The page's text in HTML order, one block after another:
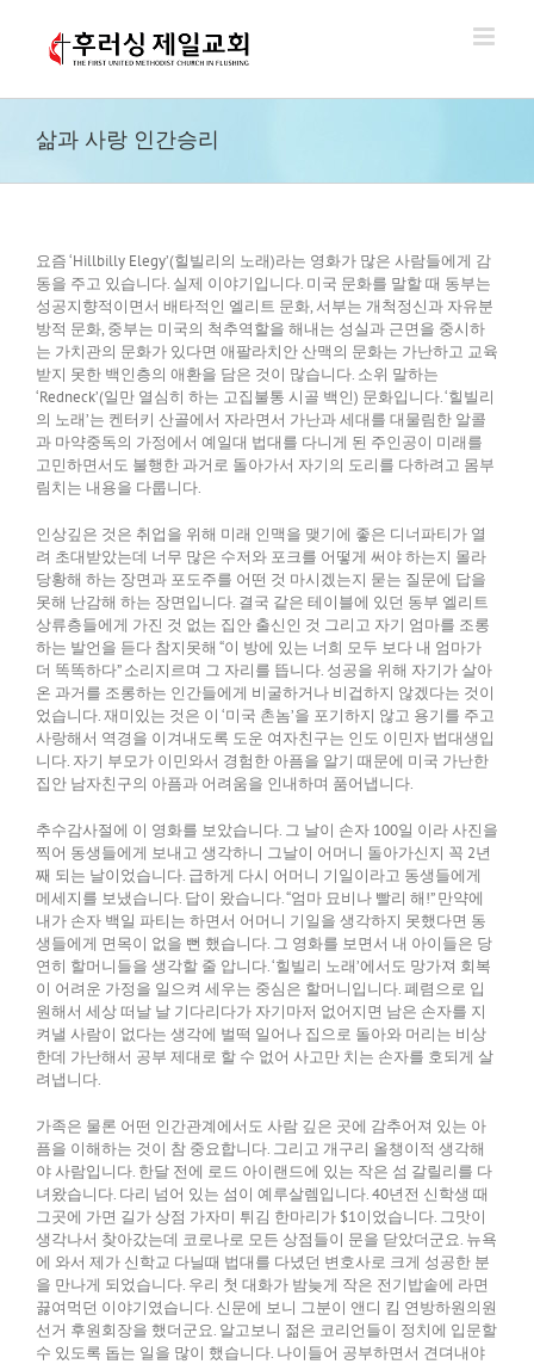
삶과 사랑 인간승리
요즘 ‘Hillbilly Elegy’(힐빌리의 노래)라는 영화가 많은 사람들에게 감
동을 주고 있습니다. 실제 이야기입니다. 미국 문화를 말할 때 동부는
성공지향적이면서 배타적인 엘리트 문화, 서부는 개척정신과 자유분
방적 문화, 중부는 미국의 척추역할을 해내는 성실과 근면을 중시하
는 가치관의 문화가 있다면 애팔라치안 산맥의 문화는 가난하고 교육
받지 못한 백인층의 애환을 담은 것이 많습니다. 소위 말하는
‘Redneck’(일만 열심히 하는 고집불통 시골 백인) 문화입니다. ‘힐빌리
의 노래’는 켄터키 산골에서 자라면서 가난과 세대를 대물림한 알콜
과 마약중독의 가정에서 예일대 법대를 다니게 된 주인공이 미래를
고민하면서도 불행한 과거로 돌아가서 자기의 도리를 다하려고 몸부
림치는 내용을 다룹니다.
인상깊은 것은 취업을 위해 미래 인맥을 맺기에 좋은 디너파티가 열
려 초대받았는데 너무 많은 수저와 포크를 어떻게 써야 하는지 몰라
당황해 하는 장면과 포도주를 어떤 것 마시겠는지 묻는 질문에 답을
못해 난감해 하는 장면입니다. 결국 같은 테이블에 있던 동부 엘리트
상류층들에게 가진 것 없는 집안 출신인 것 그리고 자기 엄마를 조롱
하는 발언을 듣다 참지못해 “이 방에 있는 너희 모두 보다 내 엄마가
더 똑똑하다” 소리지르며 그 자리를 뜹니다. 성공을 위해 자기가 살아
온 과거를 조롱하는 인간들에게 비굴하거나 비겁하지 않겠다는 것이
었습니다. 재미있는 것은 이 ‘미국 촌놈’을 포기하지 않고 용기를 주고
사랑해서 역경을 이겨내도록 도운 여자친구는 인도 이민자 법대생입
니다. 자기 부모가 이민와서 경험한 아픔을 알기 때문에 미국 가난한
집안 남자친구의 아픔과 어려움을 인내하며 품어냅니다.
추수감사절에 이 영화를 보았습니다. 그 날이 손자 100일 이라 사진을
찍어 동생들에게 보내고 생각하니 그날이 어머니 돌아가신지 꼭 2년
째 되는 날이었습니다. 급하게 다시 어머니 기일이라고 동생들에게
메세지를 보냈습니다. 답이 왔습니다. “엄마 묘비나 빨리 해!” 만약에
내가 손자 백일 파티는 하면서 어머니 기일을 생각하지 못했다면 동
생들에게 면목이 없을 뻔 했습니다. 그 영화를 보면서 내 아이들은 당
연히 할머니들을 생각할 줄 압니다. ‘힐빌리 노래’에서도 망가져 회복
이 어려운 가정을 일으켜 세우는 중심은 할머니입니다. 폐렴으로 입
원해서 세상 떠날 날 기다리다가 자기마저 없어지면 남은 손자를 지
켜낼 사람이 없다는 생각에 벌떡 일어나 집으로 돌아와 머리는 비상
한데 가난해서 공부 제대로 할 수 없어 사고만 치는 손자를 호되게 살
려냅니다.
가족은 물론 어떤 인간관계에서도 사람 깊은 곳에 감추어져 있는 아
픔을 이해하는 것이 참 중요합니다. 그리고 개구리 올챙이적 생각해
야 사람입니다. 한달 전에 로드 아이랜드에 있는 작은 섬 갈릴리를 다
녀왔습니다. 다리 넘어 있는 섬이 예루살렘입니다. 40년전 신학생 때
그곳에 가면 길가 상점 가자미 튀김 한마리가 $1이었습니다. 그맛이
생각나서 찾아갔는데 코로나로 모든 상점들이 문을 닫았더군요. 뉴욕
에 와서 제가 신학교 다닐때 법대를 다녔던 변호사로 크게 성공한 분
을 만나게 되었습니다. 우리 첫 대화가 밤늦게 작은 전기밥솥에 라면
끓여먹던 이야기였습니다. 신문에 보니 그분이 앤디 킴 연방하원의원
선거 후원회장을 했더군요. 알고보니 젊은 코리언들이 정치에 입문할
수 있도록 돕는 일을 많이 했습니다. 나이들어 공부하면서 견뎌내야